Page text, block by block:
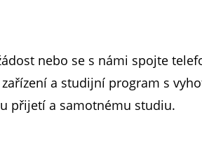
nebo se s námi spojte
a studijní program s
přijetí a samotnému studiu.